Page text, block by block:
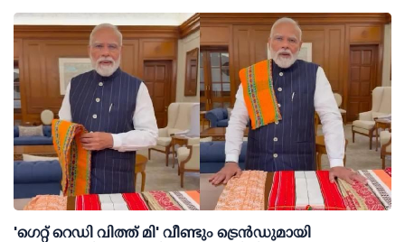
'ഗെറ്റ് റെഡി വിത്ത് മി' വീണ്ടും ട്രെന്‍ഡുമായി